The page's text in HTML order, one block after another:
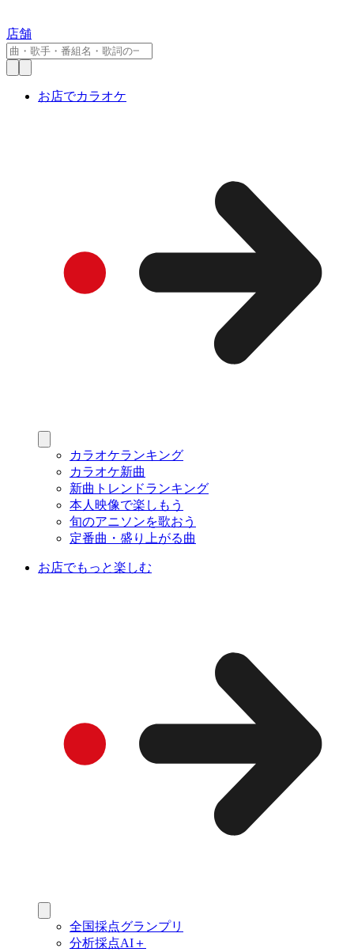
店舗
お店でカラオケ
カラオケランキング
カラオケ新曲
新曲トレンドランキング
本人映像で楽しもう
旬のアニソンを歌おう
定番曲・盛り上がる曲
お店でもっと楽しむ
全国採点グランプリ
分析採点AI＋